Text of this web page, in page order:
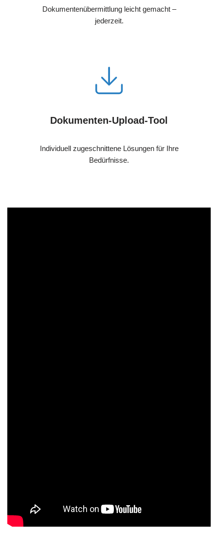
Dokumentenübermittlung leicht gemacht –
jederzeit.
Dokumenten-Upload-Tool
Individuell zugeschnittene Lösungen für Ihre
Bedürfnisse.